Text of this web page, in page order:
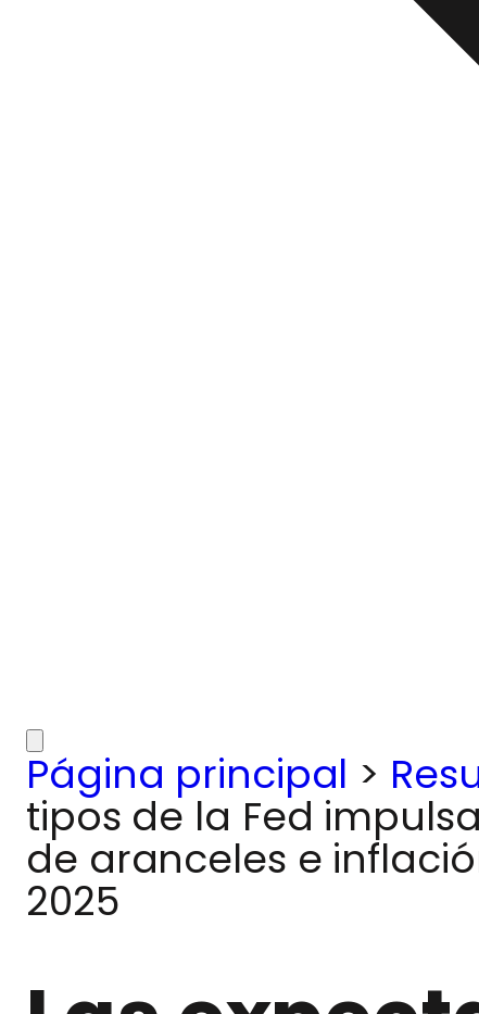
Página principal >
tipos de la Fed
de aranceles e
2025